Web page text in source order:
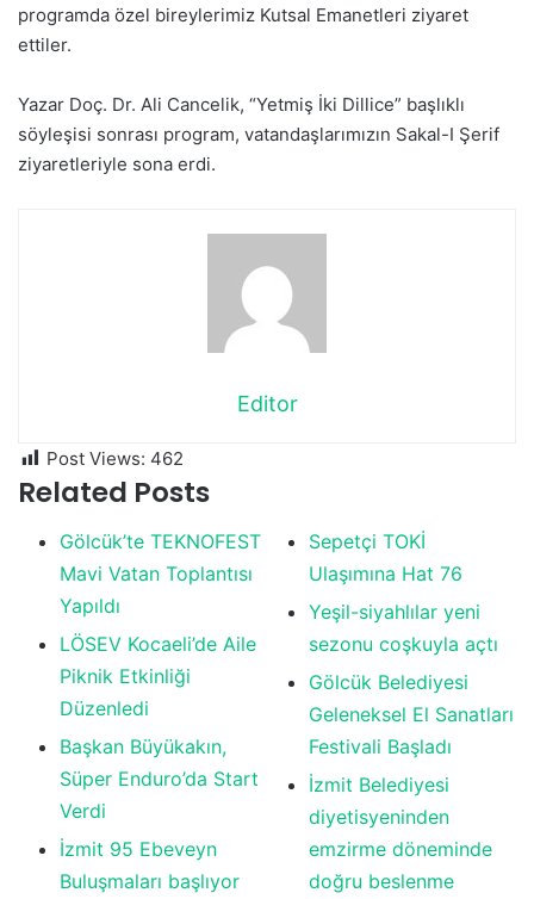
programda özel bireylerimiz Kutsal Emanetleri ziyaret
ettiler.
Yazar Doç. Dr. Ali Cancelik, “Yetmiş İki Dillice” başlıklı
söyleşisi sonrası program, vatandaşlarımızın Sakal-I Şerif
ziyaretleriyle sona erdi.
Editor
Post Views: 462
Related Posts
Gölcük’te TEKNOFEST
Mavi Vatan Toplantısı
Yapıldı
LÖSEV Kocaeli’de Aile
Piknik Etkinliği
Düzenledi
Başkan Büyükakın,
Süper Enduro’da Start
Verdi
İzmit 95 Ebeveyn
Buluşmaları başlıyor
Sepetçi TOKİ
Ulaşımına Hat 76
Yeşil-siyahlılar yeni
sezonu coşkuyla açtı
Gölcük Belediyesi
Geleneksel El Sanatları
Festivali Başladı
İzmit Belediyesi
diyetisyeninden
emzirme döneminde
doğru beslenme